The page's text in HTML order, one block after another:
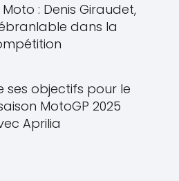
: Denis Giraudet,
dans la
ses objectifs pour le
MotoGP 2025
Aprilia